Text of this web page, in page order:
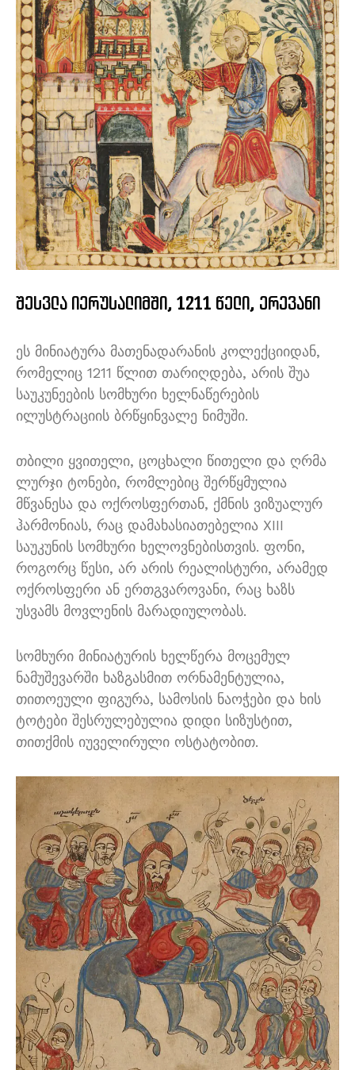
შესვლა იერუსალიმში, 1211 წელი, ერევანი
ეს მინიატურა მათენადარანის კოლექციიდან,
რომელიც 1211 წლით თარიღდება, არის შუა
საუკუნეების სომხური ხელნაწერების
ილუსტრაციის ბრწყინვალე ნიმუში.
თბილი ყვითელი, ცოცხალი წითელი და ღრმა
ლურჯი ტონები, რომლებიც შერწყმულია
მწვანესა და ოქროსფერთან, ქმნის ვიზუალურ
ჰარმონიას, რაც დამახასიათებელია XIII
საუკუნის სომხური ხელოვნებისთვის. ფონი,
როგორც წესი, არ არის რეალისტური, არამედ
ოქროსფერი ან ერთგვაროვანი, რაც ხაზს
უსვამს მოვლენის მარადიულობას.
სომხური მინიატურის ხელწერა მოცემულ
ნამუშევარში ხაზგასმით ორნამენტულია,
თითოეული ფიგურა, სამოსის ნაოჭები და ხის
ტოტები შესრულებულია დიდი სიზუსტით,
თითქმის იუველირული ოსტატობით.